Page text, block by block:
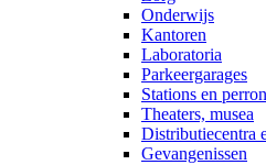
Onderwijs
Kantoren
Laboratoria
Parkeergarages
Stations en
Theaters, musea
Distributiecentra
Gevangenissen